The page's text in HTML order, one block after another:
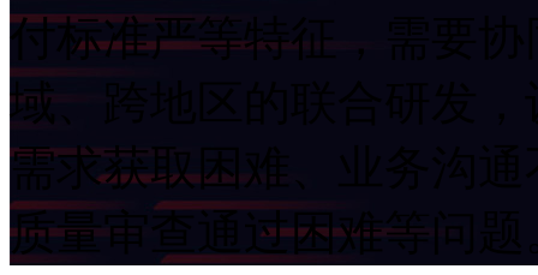
付标准严等特征，需
域、跨地区的联合研发
需求获取困难、业务沟通
质量审查通过困难等问题